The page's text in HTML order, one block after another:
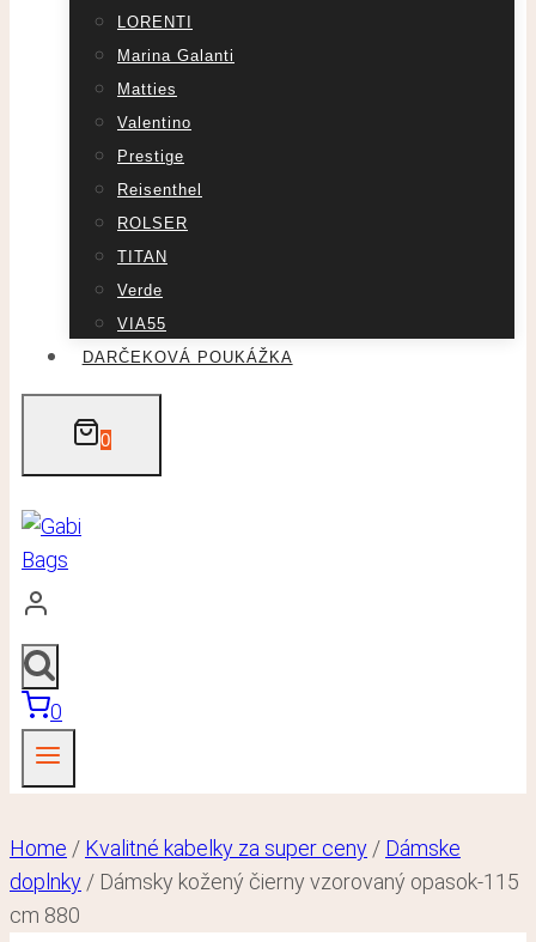
LORENTI
Marina Galanti
Matties
Valentino
Prestige
Reisenthel
ROLSER
TITAN
Verde
VIA55
DARČEKOVÁ POUKÁŽKA
0
0
Home / Kvalitné kabelky za super ceny / Dámske
doplnky / Dámsky kožený čierny vzorovaný opasok-115
cm 880